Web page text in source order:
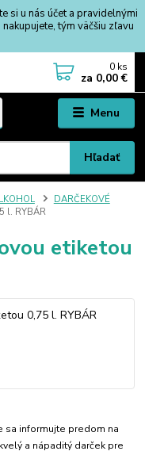
si u nás účet a pravidelnými
tým väčšiu zľavu
Menu
Hľadať
0 ks
za 0,00 €
DARČEKOVÉ
l. RYBÁR
etiketou
sa informujte predom na
a nápaditý darček pre